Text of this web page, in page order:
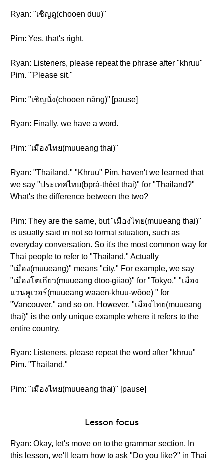
Ryan: "เชิญดู(chooen duu)"
Pim: Yes, that's right.
Ryan: Listeners, please repeat the phrase after "khruu"
Pim. "'Please sit."
Pim: "เชิญนั่ง(chooen nâng)" [pause]
Ryan: Finally, we have a word.
Pim: "เมืองไทย(muueang thai)"
Ryan: "Thailand." "Khruu" Pim, haven't we learned that
we say "ประเทศไทย(bprà-thêet thai)" for "Thailand?"
What's the difference between the two?
Pim: They are the same, but "เมืองไทย(muueang thai)"
is usually said in not so formal situation, such as
everyday conversation. So it's the most common way for
Thai people to refer to "Thailand." Actually
"เมือง(muueang)" means "city." For example, we say
"เมืองโตเกียว(muueang dtoo-giiao)" for "Tokyo," "เมือง
แวนคูเวอร์(muueang waaen-khuu-wôoe) " for
"Vancouver," and so on. However, "เมืองไทย(muueang
thai)" is the only unique example where it refers to the
entire country.
Ryan: Listeners, please repeat the word after "khruu"
Pim. "Thailand."
Pim: "เมืองไทย(muueang thai)" [pause]
Lesson focus
Ryan: Okay, let's move on to the grammar section. In
this lesson, we'll learn how to ask "Do you like?" in Thai